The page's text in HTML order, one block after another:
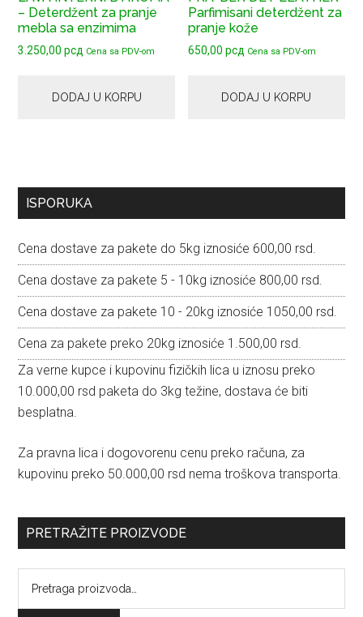
– Deterdžent za pranje
mebla sa enzimima
3.250,00рсд Cena sa PDV-om
DODAJ U KORPU
Parfimisani deterdžent za
pranje kože
650,00рсд Cena sa PDV-om
DODAJ U KORPU
Primary
ISPORUKA
Cena dostave za pakete do 5kg iznosiće 600,00 rsd.
Cena dostave za pakete 5 - 10kg iznosiće 800,00 rsd.
Cena dostave za pakete 10 - 20kg iznosiće 1050,00 rsd.
Cena za pakete preko 20kg iznosiće 1.500,00 rsd.
Za verne kupce i kupovinu fizičkih lica u iznosu preko
10.000,00 rsd paketa do 3kg težine, dostava će biti
besplatna.
Za pravna lica i dogovorenu cenu preko računa, za
kupovinu preko 50.000,00 rsd nema troškova transporta.
PRETRAŽITE PROIZVODE